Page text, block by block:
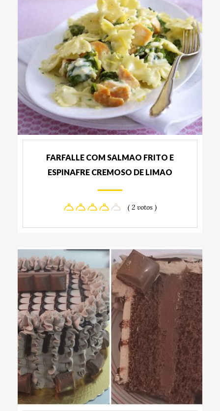
FARFALLE COM SALMAO FRITO E
ESPINAFRE CREMOSO DE LIMAO
( 2 votos )